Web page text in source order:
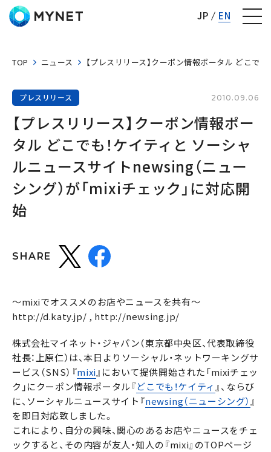
JP EN
TOP ニュース 【プレスリリース】クーポン情報ポータル どこで
プレスリリース 2010.09.06
【プレスリリース】クーポン情報ポー
タル どこでも！ケイティと ソーシャ
ルニュースサイトnewsing（ニュー
シング）が「mixiチェック」に対応開
始
SHARE
〜mixiでオススメのお店やニュースを共有〜
http://d.katy.jp/ , http://newsing.jp/
株式会社マイネット・ジャパン（東京都中央区、代表取締役
社長：上原仁）は、本日よりソーシャル・ネットワーキングサ
ービス（SNS）『mixi』において提供開始された「mixiチェッ
ク」にクーポン情報ポータル『どこでも！ケイティ』、ならび
に、ソーシャルニュースサイト『newsing（ニューシング）』
を即日対応致しました。
これにより、自分の興味、関心のあるお店やニュースをチェ
ックすると、その内容が友人・知人の『mixi』のTOPページ